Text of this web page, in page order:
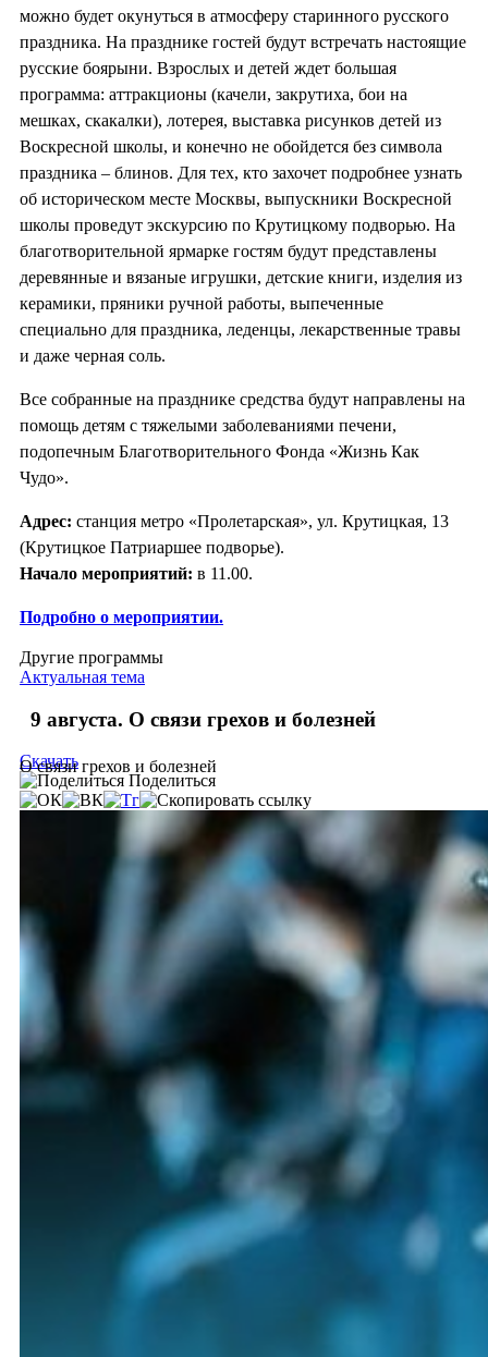
можно будет окунуться в атмосферу старинного русского
праздника. На празднике гостей будут встречать настоящие
русские боярыни. Взрослых и детей ждет большая
программа: аттракционы (качели, закрутиха, бои на
мешках, скакалки), лотерея, выставка рисунков детей из
Воскресной школы, и конечно не обойдется без символа
праздника – блинов. Для тех, кто захочет подробнее узнать
об историческом месте Москвы, выпускники Воскресной
школы проведут экскурсию по Крутицкому подворью. На
благотворительной ярмарке гостям будут представлены
деревянные и вязаные игрушки, детские книги, изделия из
керамики, пряники ручной работы, выпеченные
специально для праздника, леденцы, лекарственные травы
и даже черная соль.
Все собранные на празднике средства будут направлены на
помощь детям с тяжелыми заболеваниями печени,
подопечным Благотворительного Фонда «Жизнь Как
Чудо».
Адрес: станция метро «Пролетарская», ул. Крутицкая, 13
(Крутицкое Патриаршее подворье).
Начало мероприятий: в 11.00.
Подробно о мероприятии.
Другие программы
Актуальная тема
9 августа. О связи грехов и болезней
О связи грехов и болезней
Скачать
Поделиться